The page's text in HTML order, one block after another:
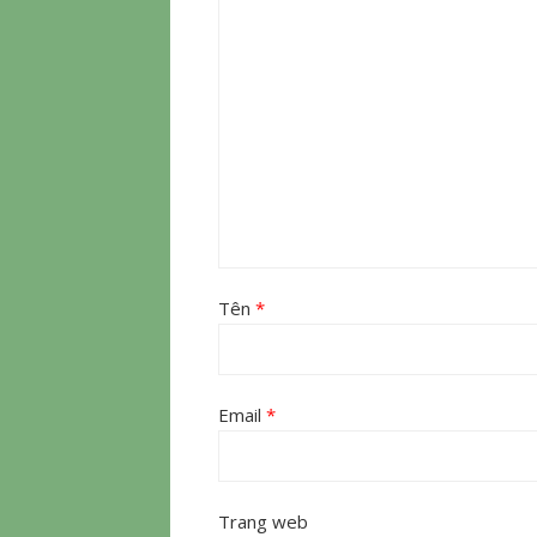
Tên *
Email *
Trang web